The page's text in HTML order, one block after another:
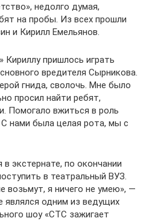
недолго думая,
на пробы. Из всех прошли
и Кирилл Емельянов.
Кириллу пришлось играть
вредителя Сырникова.
гнида, сволочь. Мне было
просил найти ребят,
Помогало вжиться в роль
нами была целая рота, мы с
экстернате, по окончании
в театральный ВУЗ.
возьмут, я ничего не умею», —
одним из ведущих
шоу «СТС зажигает